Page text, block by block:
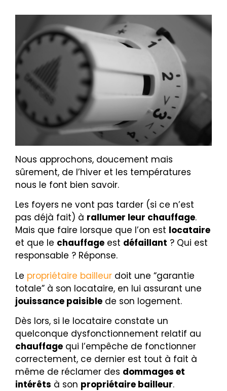
Nous approchons, doucement mais
sûrement, de l’hiver et les températures
nous le font bien savoir.
Les foyers ne vont pas tarder (si ce n’est
pas déjà fait) à rallumer leur chauffage.
Mais que faire lorsque que l’on est locataire
et que le chauffage est défaillant ? Qui est
responsable ? Réponse.
Le propriétaire bailleur doit une “garantie
totale” à son locataire, en lui assurant une
jouissance paisible de son logement.
Dès lors, si le locataire constate un
quelconque dysfonctionnement relatif au
chauffage qui l’empêche de fonctionner
correctement, ce dernier est tout à fait à
même de réclamer des dommages et
intérêts à son propriétaire bailleur.